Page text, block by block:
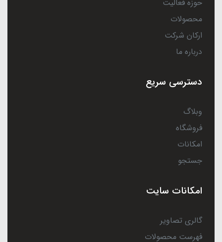
حوزه فعالیت
محصولات
ارکان شرکت
درباره ما
دسترسی سریع
وبلاگ
فروشگاه
امکانات
جستجو
امکانات سایت
گالری تصاویر
فهرست محصولات